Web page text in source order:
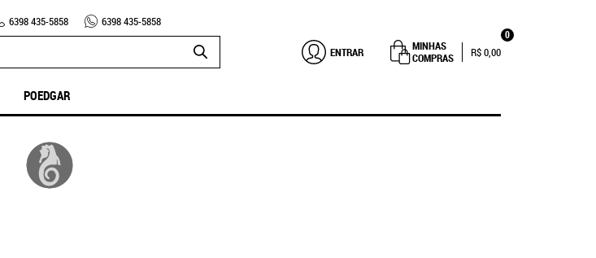
6398435-5858 6398435-5858
ENTRAR
MINHAS
COMPRAS
0
R$ 0,00
POEDGAR